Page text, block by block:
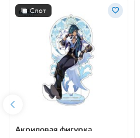
Слот
Акриловая фигурка